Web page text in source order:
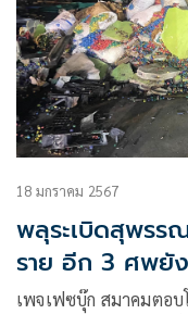
18 มกราคม 2567
พลุระเบิดสุพรร
ราย อีก 3 ศพยั
6
เพจเฟซบุ๊ก สมาคมตอ